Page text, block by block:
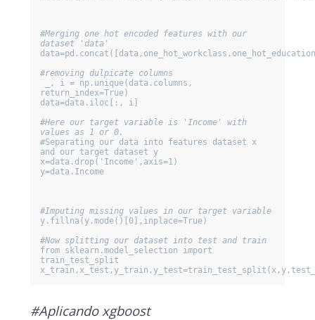
#Merging one hot encoded features with our
dataset 'data'
#removing dulpicate columns
return_index=True)
data=data.iloc[:, i]
#Here our target variable is 'Income' with
values as 1 or 0.
#Separating our data into features dataset x
and our target dataset y
x=data.drop('Income',axis=1)
y=data.Income
#Imputing missing values in our target variable
y.fillna(y.mode()[0],inplace=True)
#Now splitting our dataset into test and train
from sklearn.model_selection import
train_test_split
#Aplicando xgboost